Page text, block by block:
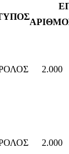
2.000
2.000